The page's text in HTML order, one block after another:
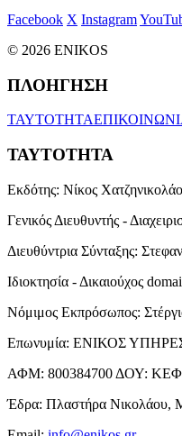
Facebook X Instagram
© 2026 ENIKOS
ΠΛΟΗΓΗΣΗ
ΤΑΥΤΟΤΗΤΑ
ΤΑΥΤΟΤΗΤΑ
Εκδότης: Νίκος
Γενικός Διευθυντής -
Διευθύντρια Σύνταξης:
Ιδιοκτησία - Δικαιούχος
Νόμιμος Εκπρόσωπος:
Επωνυμία: ΕΝΙΚΟΣ
ΑΦΜ: 800384700 ΔΟΥ:
Έδρα: Πλαστήρα Νικολάου,